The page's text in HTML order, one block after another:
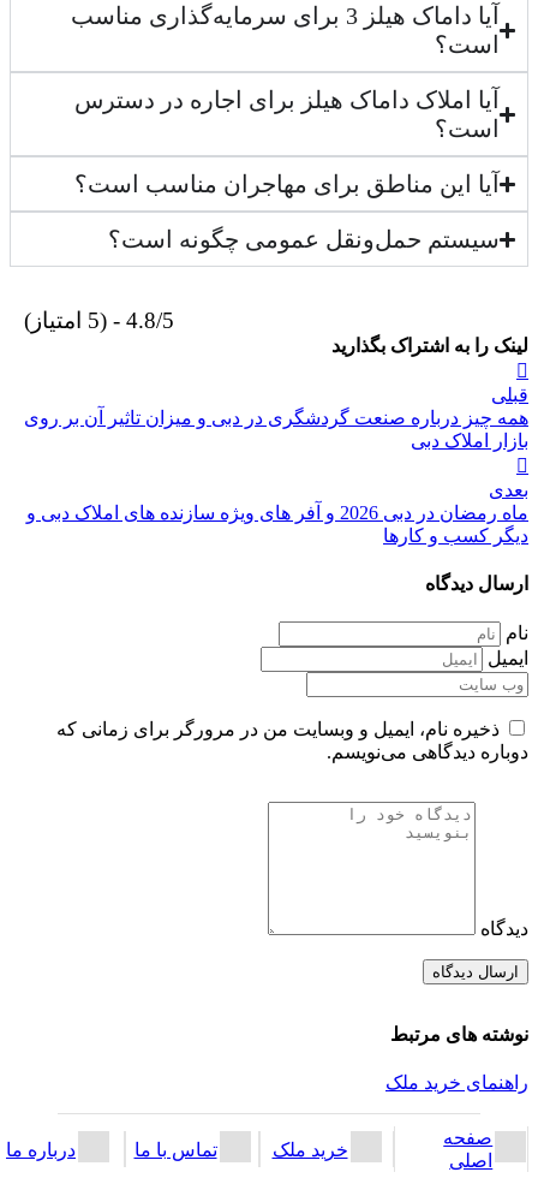
آیا داماک هیلز 3 برای سرمایه‌گذاری مناسب
است؟
آیا املاک داماک هیلز برای اجاره در دسترس
است؟
آیا این مناطق برای مهاجران مناسب است؟
سیستم حمل‌ونقل عمومی چگونه است؟
4.8/5 - (5 امتیاز)
لینک را به اشتراک بگذارید
راهبری
نوشته
قبلی
همه چیز درباره صنعت گردشگری در دبی و میزان تاثیر آن بر روی
بازار املاک دبی
بعدی
ماه رمضان در دبی 2026 و آفر های ویژه سازنده های املاک دبی و
دیگر کسب و کارها
ارسال دیدگاه
نام
ایمیل
ذخیره نام، ایمیل و وبسایت من در مرورگر برای زمانی که
دوباره دیدگاهی می‌نویسم.
دیدگاه
نوشته های مرتبط
راهنمای خرید ملک
صفحه
اصلی
خرید ملک تماس با ما درباره ما